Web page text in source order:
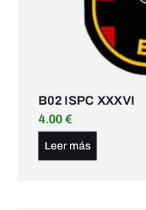
B02 ISPC XXXVI
4.00 €
Leer más